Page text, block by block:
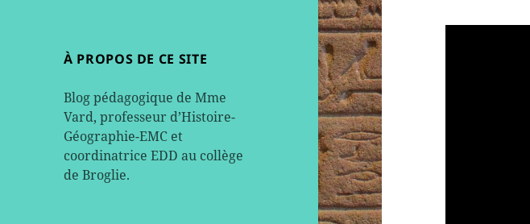
À PROPOS DE CE SITE
Blog pédagogique de Mme
Vard, professeur d’Histoire-
Géographie-EMC et
coordinatrice EDD au collège
de Broglie.